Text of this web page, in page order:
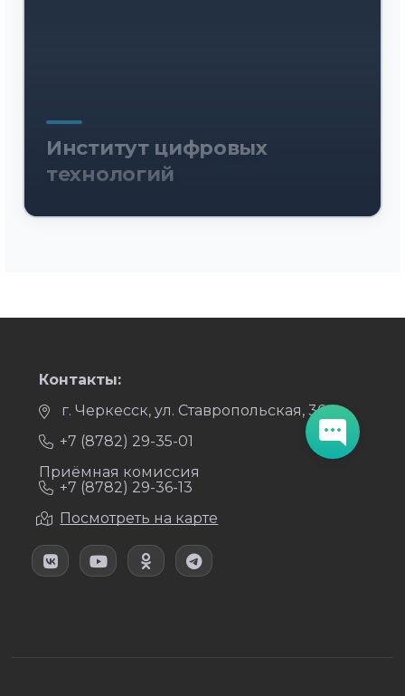
Институт цифровых
технологий
Контакты:
г. Черкесск, ул. Ставропольская, 36
+7 (8782) 29-35-01
Приёмная комиссия
+7 (8782) 29-36-13
Посмотреть на карте